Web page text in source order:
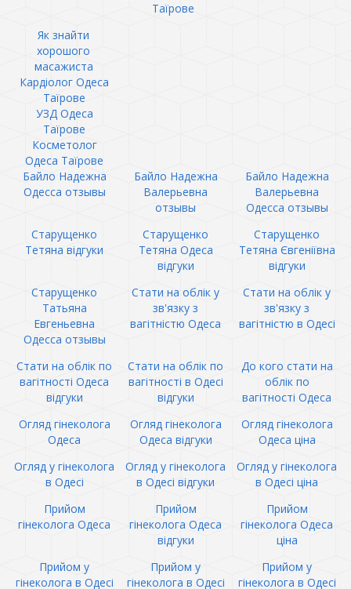
Таїрове
Як знайти
хорошого
масажиста
Кардіолог Одеса
Таїрове
УЗД Одеса
Таїрове
Косметолог
Одеса Таїрове
Байло Надежна
Одесса отзывы
Байло Надежна
Валерьевна
отзывы
Байло Надежна
Валерьевна
Одесса отзывы
Старущенко
Тетяна відгуки
Старущенко
Тетяна Одеса
відгуки
Старущенко
Тетяна Євгеніївна
відгуки
Старущенко
Татьяна
Евгеньевна
Одесса отзывы
Стати на облік у
зв'язку з
вагітністю Одеса
Стати на облік у
зв'язку з
вагітністю в Одесі
Стати на облік по
вагітності Одеса
відгуки
Стати на облік по
вагітності в Одесі
відгуки
До кого стати на
облік по
вагітності Одеса
Огляд гінеколога
Одеса
Огляд гінеколога
Одеса відгуки
Огляд гінеколога
Одеса ціна
Огляд у гінеколога
в Одесі
Огляд у гінеколога
в Одесі відгуки
Огляд у гінеколога
в Одесі ціна
Прийом
гінеколога Одеса
Прийом
гінеколога Одеса
відгуки
Прийом
гінеколога Одеса
ціна
Прийом у
гінеколога в Одесі
Прийом у
гінеколога в Одесі
Прийом у
гінеколога в Одесі